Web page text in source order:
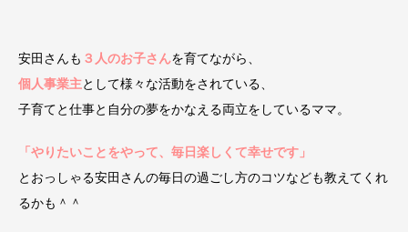
安田さんも ３人のお子さんを育てながら、
個人事業主として様々な活動をされている、
子育てと仕事と自分の夢をかなえる両立をしているママ。
「やりたいことをやって、毎日楽しくて幸せです」
とおっしゃる安田さんの毎日の過ごし方のコツなども教えてくれ
るかも＾＾